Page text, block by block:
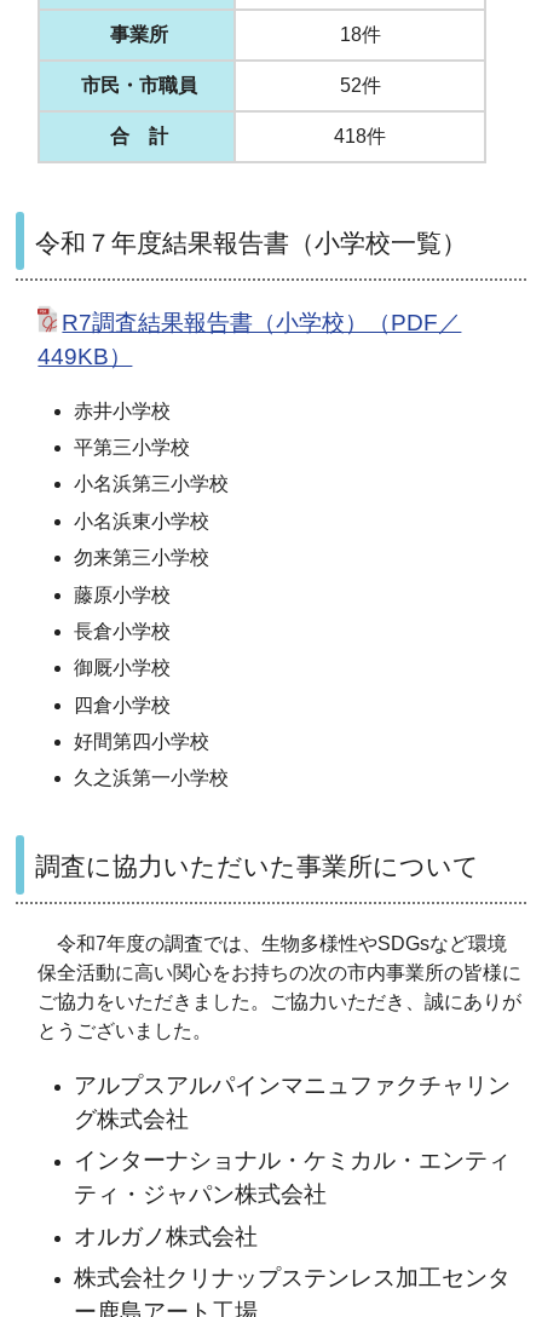
事業所 18件
市民・市職員 52件
合 計 418件
令和７年度結果報告書（小学校一覧）
R7調査結果報告書（小学校）（PDF／
449KB）
赤井小学校
平第三小学校
小名浜第三小学校
小名浜東小学校
勿来第三小学校
藤原小学校
長倉小学校
御厩小学校
四倉小学校
好間第四小学校
久之浜第一小学校
調査に協力いただいた事業所について
令和7年度の調査では、生物多様性やSDGsなど環境
保全活動に高い関心をお持ちの次の市内事業所の皆様に
ご協力をいただきました。ご協力いただき、誠にありが
とうございました。
アルプスアルパインマニュファクチャリン
グ株式会社
インターナショナル・ケミカル・エンティ
ティ・ジャパン株式会社
オルガノ株式会社
株式会社クリナップステンレス加工センタ
ー鹿島アート工場